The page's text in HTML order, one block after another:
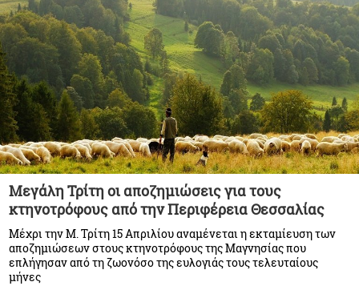
Μεγάλη Τρίτη οι αποζημιώσεις για τους
κτηνοτρόφους από την Περιφέρεια Θεσσαλίας
Μέχρι την Μ. Τρίτη 15 Απριλίου αναμένεται η εκταμίευση των
αποζημιώσεων στους κτηνοτρόφους της Μαγνησίας που
επλήγησαν από τη ζωονόσο της ευλογιάς τους τελευταίους
μήνες